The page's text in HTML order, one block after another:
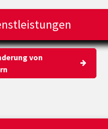
von